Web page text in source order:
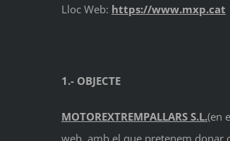
Lloc Web: https://www.mxp.cat
1.- OBJECTE
MOTOREXTREMPALLARS S.L.(en
web, amb el que pretenem donar